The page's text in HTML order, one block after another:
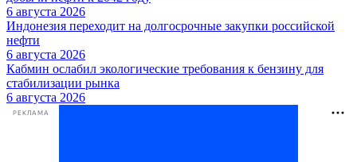
6 августа 2026
Индонезия переходит на долгосрочные закупки российской
нефти
6 августа 2026
Кабмин ослабил экологические требования к бензину для
стабилизации рынка
6 августа 2026
РЕКЛАМА